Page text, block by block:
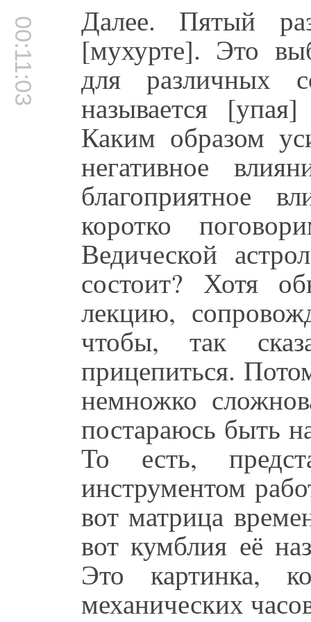
00:11:03 Далее. Пятый
[мухурте]. Это
для различных
называется
Каким образом
негативное
благоприятное
коротко
Ведической
состоит? Хотя
лекцию,
чтобы, так
прицепиться.
немножко
постараюсь быть
То есть,
инструментом
вот матрица
вот кумблия её
Это картинка,
механических